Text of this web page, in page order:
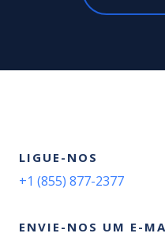
LIGUE-NOS
+1 (855) 877-2377
ENVIE-NOS UM E-